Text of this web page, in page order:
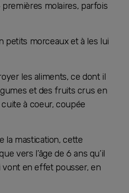
premières molaires, parfois
petits morceaux et à les lui
les aliments, ce dont il
et des fruits crus en
à coeur, coupée
la mastication, cette
vers l’âge de 6 ans qu’il
vont en effet pousser, en